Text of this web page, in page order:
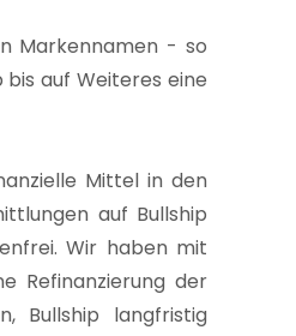
Markennamen - so
auf Weiteres eine
Mittel in den
auf Bullship
Wir haben mit
Refinanzierung der
Bullship langfristig